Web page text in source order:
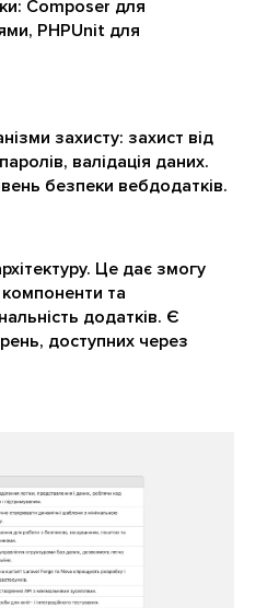
Composer для
PHPUnit для
захисту: захист від
валідація даних.
безпеки вебдодатків.
Це дає змогу
компоненти та
додатків. Є
доступних через